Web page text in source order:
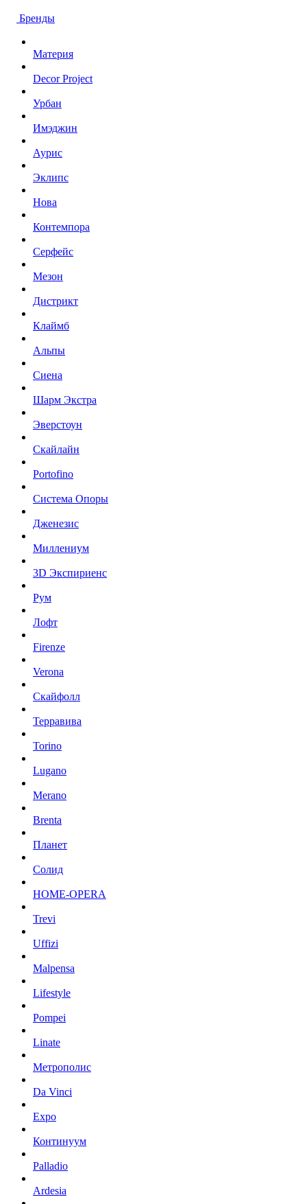
Бренды
Материя
Decor Project
Урбан
Имэджин
Аурис
Эклипс
Нова
Контемпора
Серфейс
Мезон
Дистрикт
Клаймб
Альпы
Сиена
Шарм Экстра
Эверстоун
Скайлайн
Portofino
Система Опоры
Дженезис
Миллениум
3D Экспириенс
Рум
Лофт
Firenze
Verona
Скайфолл
Терравива
Torino
Lugano
Merano
Brenta
Планет
Солид
HOME-OPERA
Trevi
Uffizi
Malpensa
Lifestyle
Pompei
Linate
Метрополис
Da Vinci
Expo
Континуум
Palladio
Ardesia